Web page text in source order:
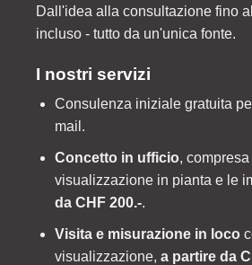
Dall'idea alla consultazione fino
incluso - tutto da un'unica fonte.
I nostri servizi
Consulenza iniziale gratuita
mail.
Concetto in ufficio, compresa
visualizzazione in pianta e le
da CHF 200.-.
Visita e misurazione in loco
visualizzazione, a partire da